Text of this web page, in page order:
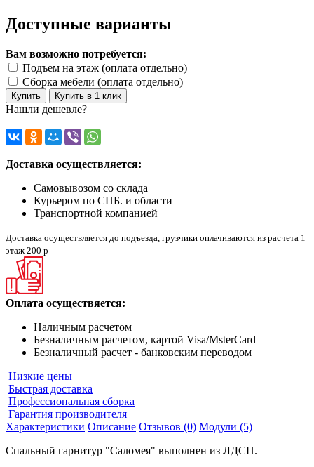
Доступные варианты
Вам возможно потребуется:
Подъем на этаж (оплата отдельно)
Сборка мебели (оплата отдельно)
Купить Купить в 1 клик
Нашли дешевле?
Доставка осуществляется:
Самовывозом со склада
Курьером по СПБ. и области
Транспортной компанией
Доставка осуществляется до подъезда, грузчики оплачиваются из расчета 1
этаж 200 р
Оплата осуществяется:
Наличным расчетом
Безналичным расчетом, картой Visa/MsterCard
Безналичный расчет - банковским переводом
Низкие цены
Быстрая доставка
Профессиональная сборка
Гарантия производителя
Характеристики Описание Отзывов (0) Модули (5)
Спальный гарнитур "Саломея" выполнен из ЛДСП.